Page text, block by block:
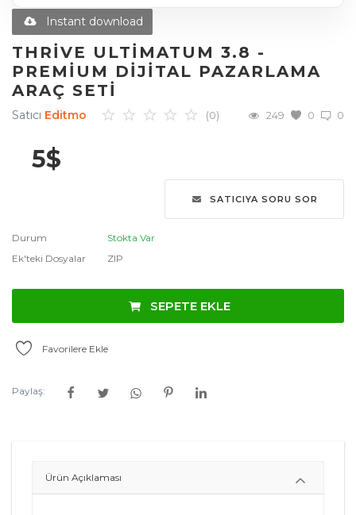
Favoriler
İletişim
Giriş Yap
Üye Ol
العربية
Deutsch
Instant download
THRIVE ULTIMATUM 3.8 -
PREMIUM DIJITAL PAZARLAMA
ARAÇ SETI
Satıcı Editmo 0
(0) 0
249
5$
SATICIYA SORU SOR
Durum
Stokta Var
Ek'teki Dosyalar
ZIP
SEPETE EKLE
Favorilere Ekle
Paylaş:
Ürün Açıklaması